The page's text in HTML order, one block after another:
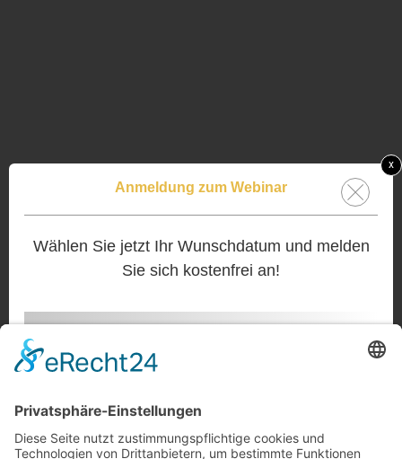
Anmeldung zum Webinar
Wählen Sie jetzt Ihr Wunschdatum und melden
Sie sich kostenfrei an!
x